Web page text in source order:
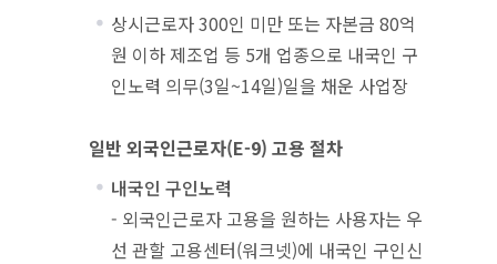
상시근로자 300인 미만 또는 자본금 80억
원 이하 제조업 등 5개 업종으로 내국인 구
인노력 의무(3일~14일)일을 채운 사업장
일반 외국인근로자(E-9) 고용 절차
내국인 구인노력
- 외국인근로자 고용을 원하는 사용자는 우
선 관할 고용센터(워크넷)에 내국인 구인신